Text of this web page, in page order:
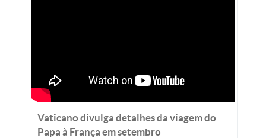
Vaticano divulga detalhes da viagem do
Papa à França em setembro